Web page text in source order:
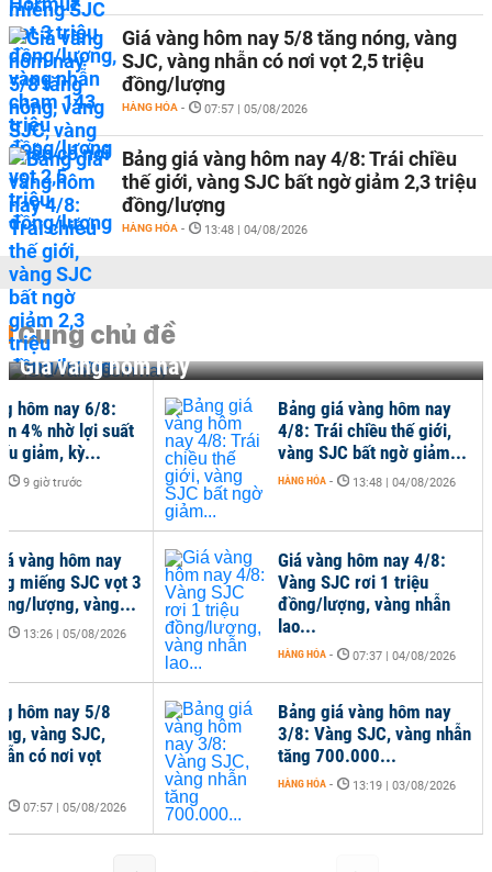
Giá vàng hôm nay 5/8 tăng nóng, vàng
SJC, vàng nhẫn có nơi vọt 2,5 triệu
đồng/lượng
HÀNG HÓA - 07:57 | 05/08/2026
Bảng giá vàng hôm nay 4/8: Trái chiều
thế giới, vàng SJC bất ngờ giảm 2,3 triệu
đồng/lượng
HÀNG HÓA - 13:48 | 04/08/2026
Cùng chủ đề
Giá vàng hôm nay
hôm nay 6/8:
4% nhờ lợi suất
giảm, kỳ...
9 giờ trước
vàng hôm nay
miếng SJC vọt 3
lượng, vàng...
13:26 | 05/08/2026
hôm nay 5/8
vàng SJC,
có nơi vọt
07:57 | 05/08/2026
Bảng giá vàng hôm nay
4/8: Trái chiều thế giới,
vàng SJC bất ngờ giảm...
HÀNG HÓA - 13:48 | 04/08/2026
Giá vàng hôm nay 4/8:
Vàng SJC rơi 1 triệu
đồng/lượng, vàng nhẫn
lao...
HÀNG HÓA - 07:37 | 04/08/2026
Bảng giá vàng hôm nay
3/8: Vàng SJC, vàng nhẫn
tăng 700.000...
HÀNG HÓA - 13:19 | 03/08/2026